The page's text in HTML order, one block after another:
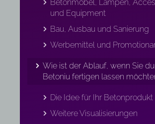
Betonmöbel, Lampen,
und Equipment
Bau, Ausbau und Sanierung
Werbemittel und
Wie ist der Ablauf, wenn Sie
Betoniu fertigen lassen
Die Idee für Ihr Betonprodukt
Weitere Visualisierungen